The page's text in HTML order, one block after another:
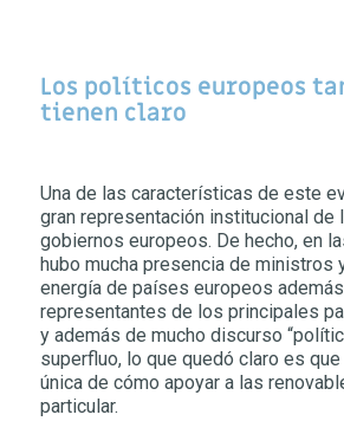
Los políticos europeos
tienen claro
Una de las características de este
gran representación institucional de
gobiernos europeos. De hecho, en
hubo mucha presencia de ministros
energía de países europeos
representantes de los principales
y además de mucho discurso
superfluo, lo que quedó claro es que
única de cómo apoyar a las
particular.